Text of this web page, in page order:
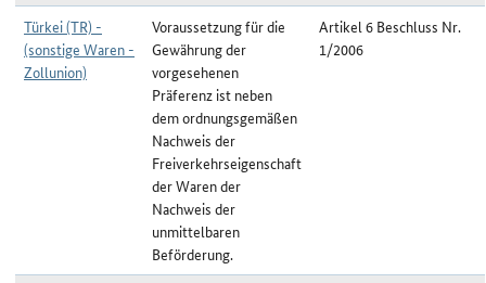
Türkei (TR) -
(sonstige Waren -
Zollunion)
Voraussetzung für die
Gewährung der
vorgesehenen
Präferenz ist neben
dem ordnungsgemäßen
Nachweis der
Freiverkehrseigenschaft
der Waren der
Nachweis der
unmittelbaren
Beförderung.
Artikel 6 Beschluss Nr.
1/2006